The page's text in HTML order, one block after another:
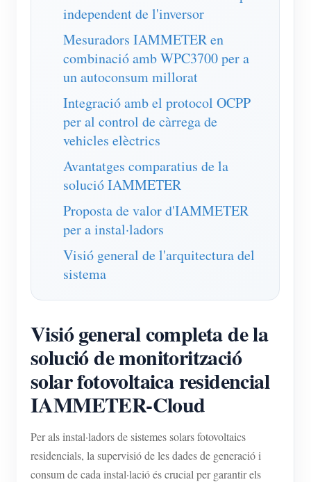
Sistema de control de calefacció fotovoltaica
Domòtica
Monitorització energètica de fàbrica
Inici ràpid del producte
Document
Vídeo tutorial
Preguntes freqüents
Notícies
Comunitat
Desenvolupador
Explora
Programa de recompenses
Contacte
Sobre nosaltres
independent de l'inversor
Mesuradors IAMMETER en
combinació amb WPC3700 per a
un autoconsum millorat
Integració amb el protocol OCPP
per al control de càrrega de
vehicles elèctrics
Avantatges comparatius de la
solució IAMMETER
Proposta de valor d'IAMMETER
per a instal·ladors
Visió general de l'arquitectura del
sistema
Visió general completa de la
solució de monitorització
solar fotovoltaica residencial
IAMMETER-Cloud
Per als instal·ladors de sistemes solars fotovoltaics
residencials, la supervisió de les dades de generació i
consum de cada instal·lació és crucial per garantir els